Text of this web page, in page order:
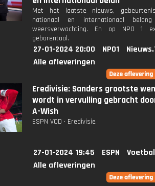
Met het laatste nieuws,
nationaal en internationaal
weersverwachting. En op NPO 1
gebarentaal.
27-01-2024 20:00 NPO1
Alle afleveringen
Eredivisie: Sanders grootste
wordt in vervulling gebracht
A-Wish
ESPN VOD • Eredivisie
27-01-2024 19:45 ESPN
Alle afleveringen